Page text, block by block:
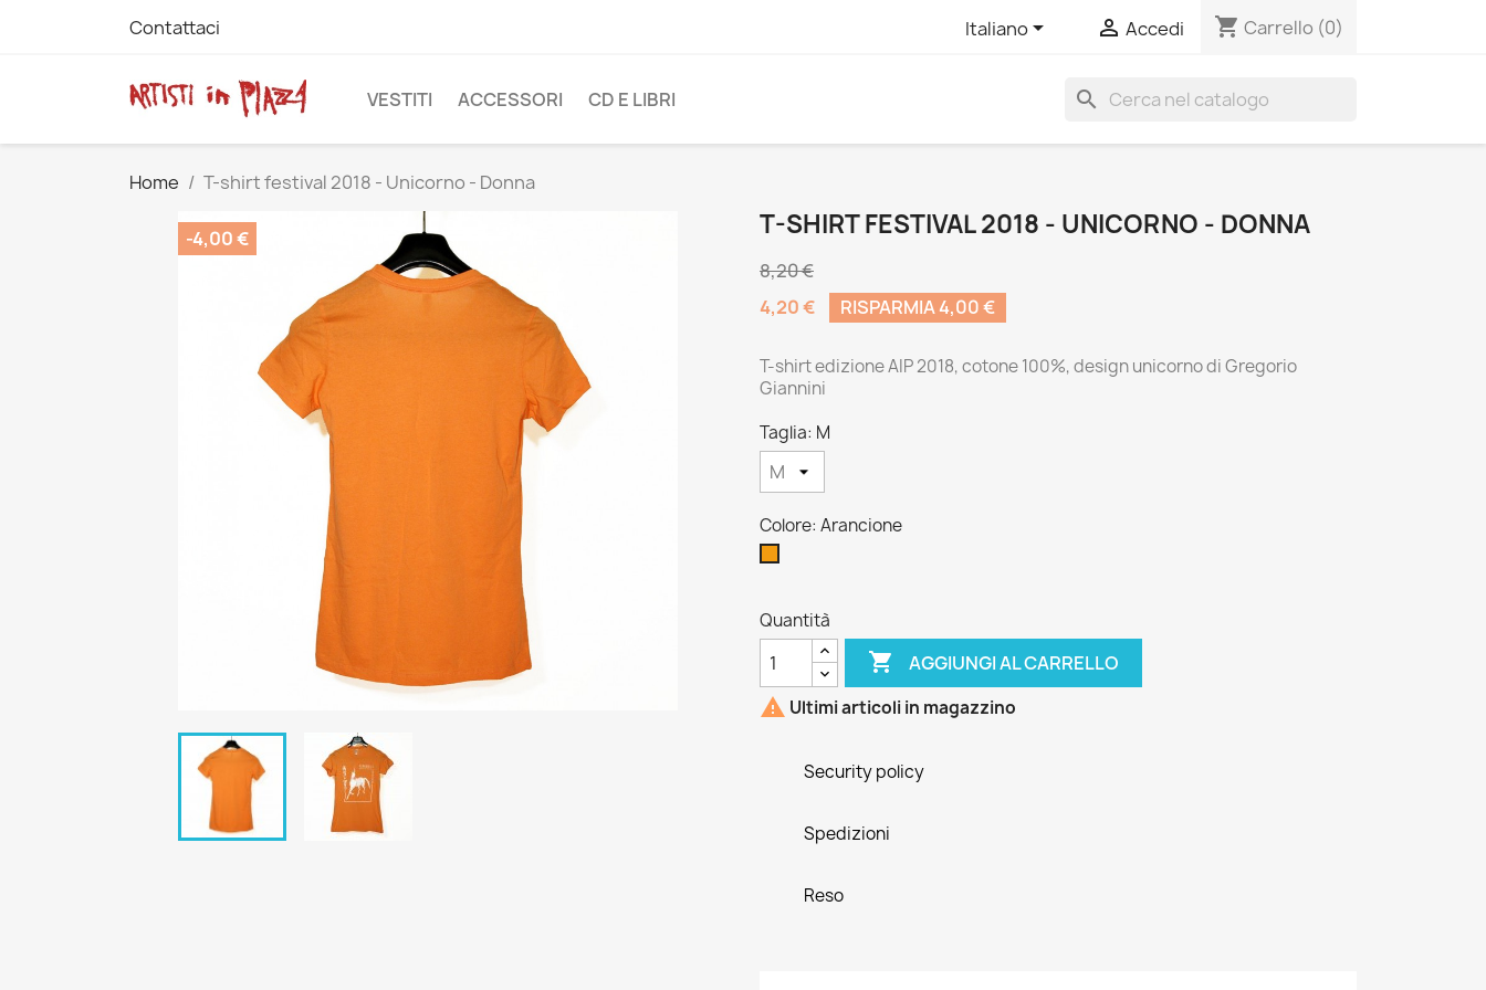
Contattaci Italiano  Accedi shopping_cart Carrello (0)
VESTITI ACCESSORI CD E LIBRI search
Home T-shirt festival 2018 - Unicorno - Donna
-4,00 € T-SHIRT FESTIVAL 2018 - UNICORNO - DONNA
8,20 €
4,20 €
RISPARMIA 4,00 €
T-shirt edizione AIP 2018, cotone 100%, design unicorno di Gregorio
Giannini
Taglia: M
Colore: Arancione
Quantità
 AGGIUNGI AL CARRELLO
 Ultimi articoli in magazzino
Security policy
Spedizioni
Reso